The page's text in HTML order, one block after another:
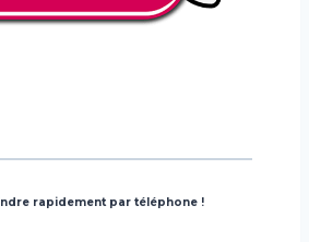
rapidement par téléphone !